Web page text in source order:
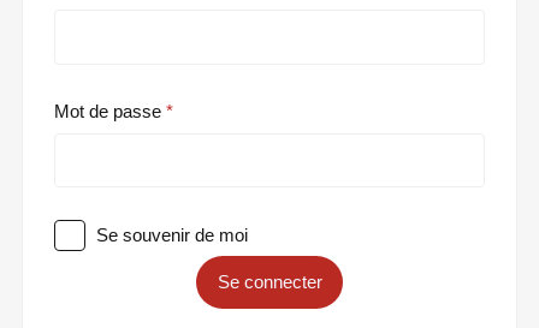
Mot de passe
Se souvenir de moi
Se connecter